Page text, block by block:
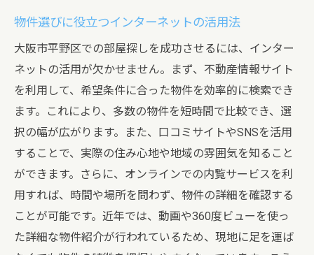
物件選びに役立つインターネットの活用法
大阪市平野区での部屋探しを成功させるには、インター
ネットの活用が欠かせません。まず、不動産情報サイト
を利用して、希望条件に合った物件を効率的に検索でき
ます。これにより、多数の物件を短時間で比較でき、選
択の幅が広がります。また、口コミサイトやSNSを活用
することで、実際の住み心地や地域の雰囲気を知ること
ができます。さらに、オンラインでの内覧サービスを利
用すれば、時間や場所を問わず、物件の詳細を確認する
ことが可能です。近年では、動画や360度ビューを使っ
た詳細な物件紹介が行われているため、現地に足を運ば